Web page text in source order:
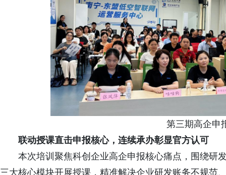
第三期高企申
联动授课直击申报核心，连续承办彰显官方认可
本次培训聚焦科创企业高企申报核心痛点，围绕研
三大核心模块开展授课，精准解决企业研发账务不规范